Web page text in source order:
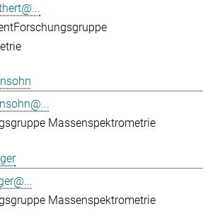
Forschungsgruppe
Massenspektrometrie
Massenspektrometrie